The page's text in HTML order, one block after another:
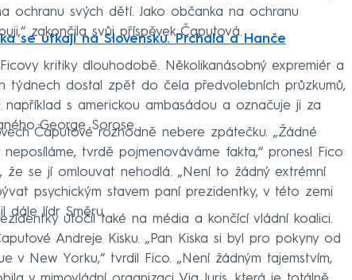
ochranu svých dětí. Jako občanka na ochranu
zakončila svůj příspěvek Čaputová.
se utkají na Slovensku. Prchala a Hanče
kritiky dlouhodobě. Několikanásobný expremiér a
týdnech dostal zpět do čela předvolebních průzkumů,
s americkou ambasádou a označuje ji za
George Sorose.
Čaputové rozhodně nebere zpátečku. „Žádné
tvrdě pojmenováváme fakta,“ pronesl Fico
že se jí omlouvat nehodlá. „Není to žádný extrémní
psychickým stavem paní prezidentky, v této zemi
dále lídr Směru.
útočil také na média a končící vládní koalici.
Andreje Kisku. „Pan Kiska si byl pro pokyny od
v New Yorku,“ tvrdil Fico. „Není žádným tajemstvím,